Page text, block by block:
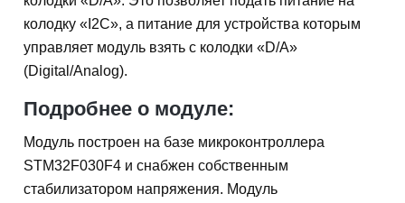
колодку «I2C», а питание для устройства которым
управляет модуль взять с колодки «D/A»
(Digital/Analog).
Подробнее о модуле:
Модуль построен на базе микроконтроллера
STM32F030F4 и снабжен собственным
стабилизатором напряжения. Модуль